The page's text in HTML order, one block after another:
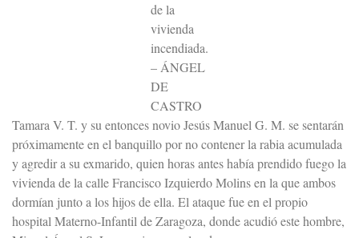
de la
vivienda
incendiada.
– ÁNGEL
DE
CASTRO
Tamara V. T. y su entonces novio Jesús Manuel G. M. se sentarán
próximamente en el banquillo por no contener la rabia acumulada
y agredir a su exmarido, quien horas antes había prendido fuego la
vivienda de la calle Francisco Izquierdo Molins en la que ambos
dormían junto a los hijos de ella. El ataque fue en el propio
hospital Materno-Infantil de Zaragoza, donde acudió este hombre,